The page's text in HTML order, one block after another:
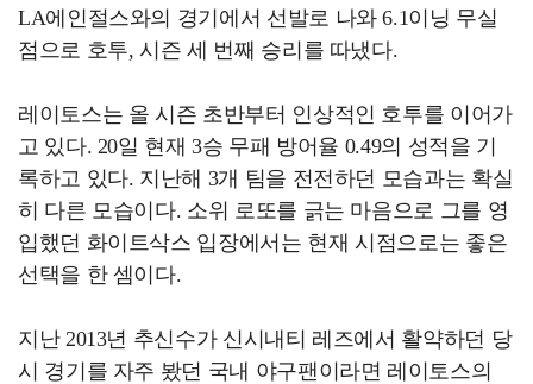
LA에인절스와의 경기에서 선발로 나와 6.1이닝 무실
점으로 호투, 시즌 세 번째 승리를 따냈다.
레이토스는 올 시즌 초반부터 인상적인 호투를 이어가
고 있다. 20일 현재 3승 무패 방어율 0.49의 성적을 기
록하고 있다. 지난해 3개 팀을 전전하던 모습과는 확실
히 다른 모습이다. 소위 로또를 긁는 마음으로 그를 영
입했던 화이트삭스 입장에서는 현재 시점으로는 좋은
선택을 한 셈이다.
지난 2013년 추신수가 신시내티 레즈에서 활약하던 당
시 경기를 자주 봤던 국내 야구팬이라면 레이토스의